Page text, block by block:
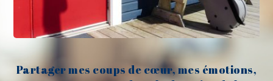
Partager mes coups de cœur, mes émotions,